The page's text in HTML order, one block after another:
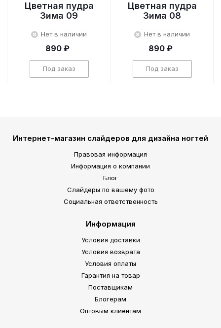
Цветная пудра
Зима 09
Нет в наличии
890 ₽
Под заказ
Цветная пудра
Зима 08
Нет в наличии
890 ₽
Под заказ
Интернет-магазин слайдеров для дизайна ногтей
Правовая информация
Информация о компании
Блог
Слайдеры по вашему фото
Социальная ответственность
Информация
Условия доставки
Условия возврата
Условия оплаты
Гарантия на товар
Поставщикам
Блогерам
Оптовым клиентам